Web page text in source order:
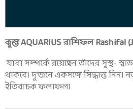
কুম্ভ AQUARIUS রাশিফল Rashifal
যারা সম্পর্কে রয়েছেন তাঁদের সুস্থ-
থাকবে। দু'জনে একসঙ্গে সিদ্ধান্ত নিন।
ইতিবাচক ফলাফল।